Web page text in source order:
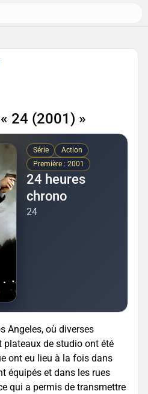
24 (2001) »
Série
Action
Première : 2001
24 heures
chrono
24
Angeles, où diverses
plateaux de studio ont été
ont eu lieu à la fois dans
équipés et dans les rues
qui a permis de transmettre